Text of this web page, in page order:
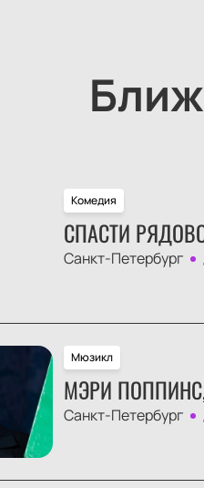
Комедия
СПАСТИ
Санкт-Петербург
Мюзикл
МЭРИ
Санкт-Петербург